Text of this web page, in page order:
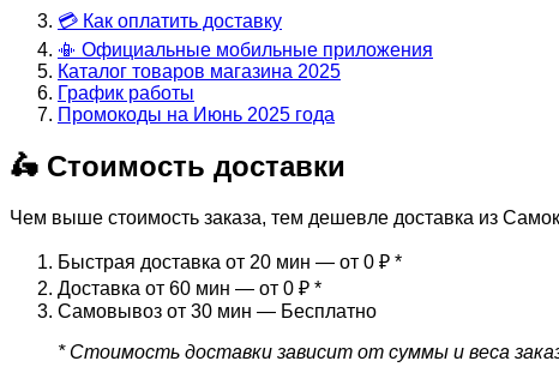
💳 Как оплатить доставку
📳 Официальные мобильные приложения
Каталог товаров магазина 2025
График работы
Промокоды на Июнь 2025 года
🛵 Стоимость доставки
Чем выше стоимость заказа, тем дешевле доставка из
Быстрая доставка от 20 мин — от 0 ₽ *
Доставка от 60 мин — от 0 ₽ *
Самовывоз от 30 мин — Бесплатно
* Стоимость доставки зависит от суммы и веса